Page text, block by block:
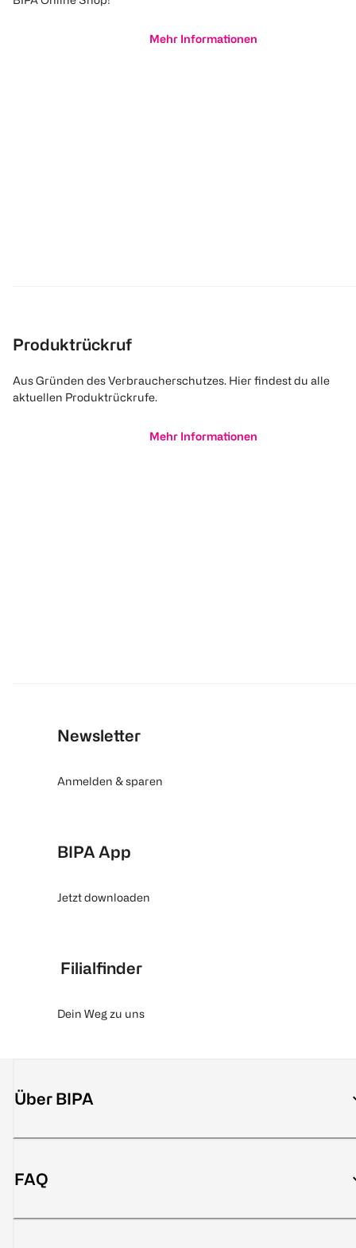
Mehr Informationen
Produktrückruf
Aus Gründen des Verbraucherschutzes. Hier findest du alle
aktuellen Produktrückrufe.
Mehr Informationen
Newsletter
Anmelden & sparen
BIPA App
Jetzt downloaden
Filialfinder
Dein Weg zu uns
Über BIPA
FAQ